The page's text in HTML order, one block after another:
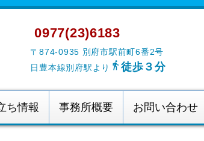
0977(23)6183
〒874-0935 別府市駅前町6番2号
日豊本線別府駅より 徒歩３分
ち情報 事務所概要 お問い合わせ